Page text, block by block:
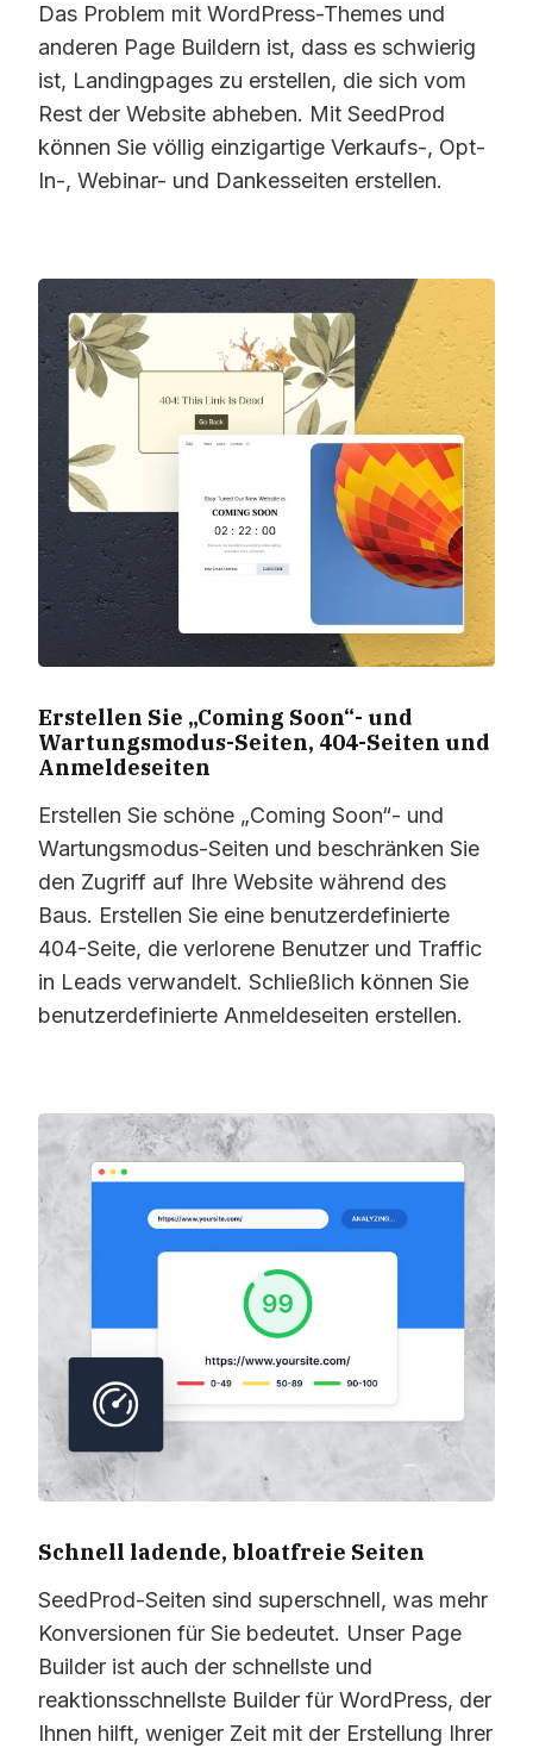
Das Problem mit WordPress-Themes und
anderen Page Buildern ist, dass es schwierig
ist, Landingpages zu erstellen, die sich vom
Rest der Website abheben. Mit SeedProd
können Sie völlig einzigartige Verkaufs-, Opt-
In-, Webinar- und Dankesseiten erstellen.
Erstellen Sie „Coming Soon“- und
Wartungsmodus-Seiten, 404-Seiten und
Anmeldeseiten
Erstellen Sie schöne „Coming Soon“- und
Wartungsmodus-Seiten und beschränken Sie
den Zugriff auf Ihre Website während des
Baus. Erstellen Sie eine benutzerdefinierte
404-Seite, die verlorene Benutzer und Traffic
in Leads verwandelt. Schließlich können Sie
benutzerdefinierte Anmeldeseiten erstellen.
Schnell ladende, bloatfreie Seiten
SeedProd-Seiten sind superschnell, was mehr
Konversionen für Sie bedeutet. Unser Page
Builder ist auch der schnellste und
reaktionsschnellste Builder für WordPress, der
Ihnen hilft, weniger Zeit mit der Erstellung Ihrer